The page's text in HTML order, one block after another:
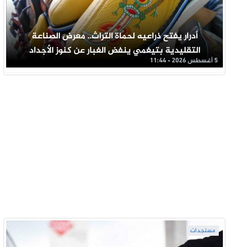
أدرار يفتح ذراعيه لحماة التراث.. معرض الصناعة
التقليدية بتيغمي ينفض الغبار عن كنوز الأجداد
5 أغسطس 2026 - 11:44
مستجدات